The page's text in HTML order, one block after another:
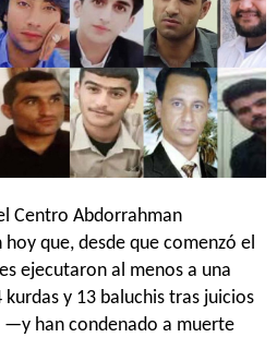
Centro Abdorrahman
que, desde que comenzó el
ejecutaron al menos a una
y 13 baluchis tras juicios
han condenado a muerte